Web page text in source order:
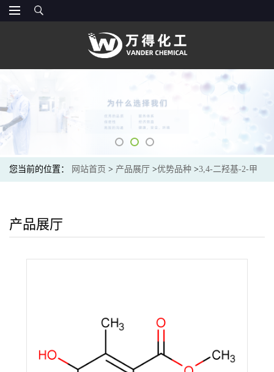
您当前的位置： 网站首页 > 产品展厅 >优势品种 >3,4-二羟基-2-甲
产品展厅